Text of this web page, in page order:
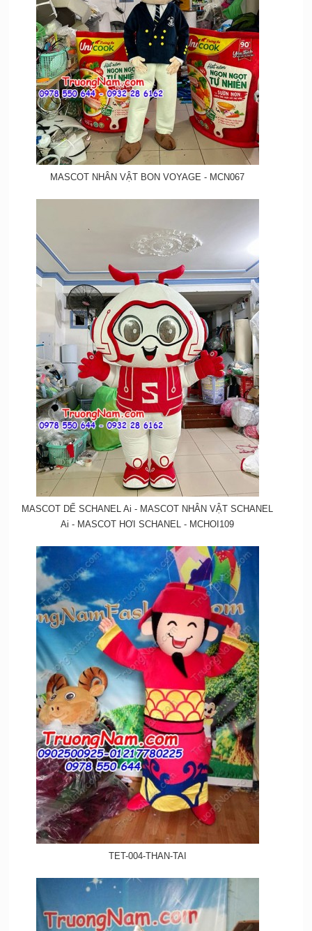
MASCOT NHÂN VẬT BON VOYAGE - MCN067
MASCOT DẾ SCHANEL Ai - MASCOT NHÂN VẬT SCHANEL
Ai - MASCOT HƠI SCHANEL - MCHOI109
TET-004-THAN-TAI